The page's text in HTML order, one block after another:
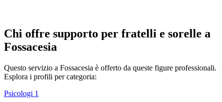
Chi offre supporto per fratelli e sorelle a
Fossacesia
Questo servizio a Fossacesia è offerto da queste figure professionali.
Esplora i profili per categoria:
Psicologi 1